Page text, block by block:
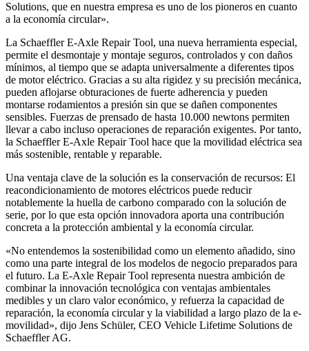
Solutions, que en nuestra empresa es uno de los pioneros en cuanto
a la economía circular».
La Schaeffler E-Axle Repair Tool, una nueva herramienta especial,
permite el desmontaje y montaje seguros, controlados y con daños
mínimos, al tiempo que se adapta universalmente a diferentes tipos
de motor eléctrico. Gracias a su alta rigidez y su precisión mecánica,
pueden aflojarse obturaciones de fuerte adherencia y pueden
montarse rodamientos a presión sin que se dañen componentes
sensibles. Fuerzas de prensado de hasta 10.000 newtons permiten
llevar a cabo incluso operaciones de reparación exigentes. Por tanto,
la Schaeffler E-Axle Repair Tool hace que la movilidad eléctrica sea
más sostenible, rentable y reparable.
Una ventaja clave de la solución es la conservación de recursos: El
reacondicionamiento de motores eléctricos puede reducir
notablemente la huella de carbono comparado con la solución de
serie, por lo que esta opción innovadora aporta una contribución
concreta a la protección ambiental y la economía circular.
«No entendemos la sostenibilidad como un elemento añadido, sino
como una parte integral de los modelos de negocio preparados para
el futuro. La E-Axle Repair Tool representa nuestra ambición de
combinar la innovación tecnológica con ventajas ambientales
medibles y un claro valor económico, y refuerza la capacidad de
reparación, la economía circular y la viabilidad a largo plazo de la e-
movilidad», dijo Jens Schüler, CEO Vehicle Lifetime Solutions de
Schaeffler AG.